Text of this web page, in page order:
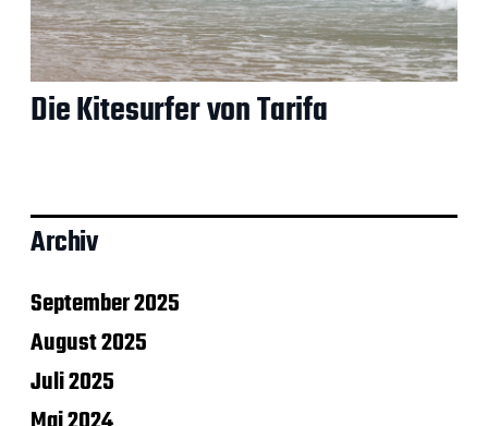
Die Kitesurfer von Tarifa
Archiv
September 2025
August 2025
Juli 2025